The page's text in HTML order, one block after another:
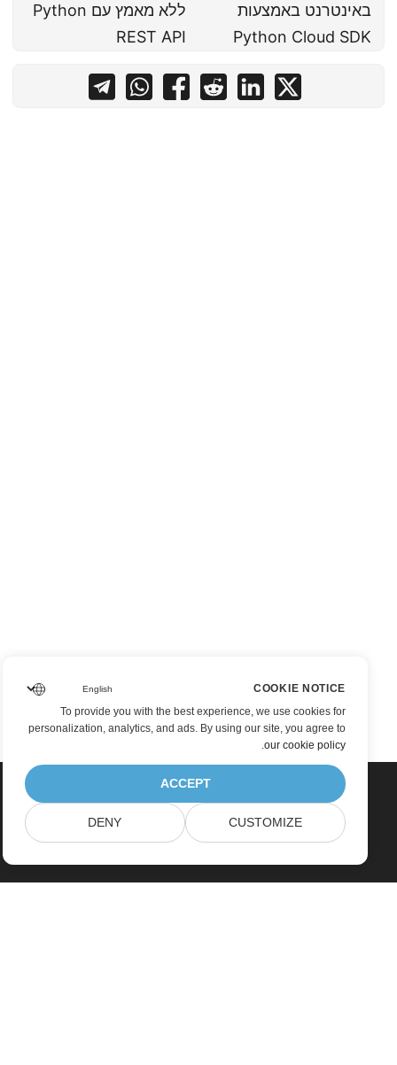
באינטרנט באמצעות
Python Cloud SDK
ללא מאמץ עם Python
REST API
COOKIE NOTICE
To provide you with the best experience, we use cookies for
personalization, analytics, and ads. By using our site, you agree to
our cookie policy
.
ACCEPT
CUSTOMIZE
DENY